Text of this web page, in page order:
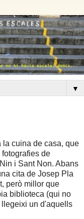
▼
cuina de casa, que
de
i Sant Non. Abans
cita de Josep Pla
però millor que
biblioteca (qui no
un d'aquells